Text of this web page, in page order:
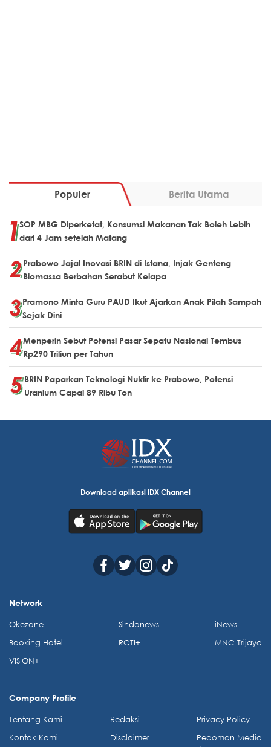
Populer Berita Utama
SOP MBG Diperketat, Konsumsi Makanan Tak Boleh Lebih
dari 4 Jam setelah Matang
Prabowo Jajal Inovasi BRIN di Istana, Injak Genteng
Biomassa Berbahan Serabut Kelapa
Pramono Minta Guru PAUD Ikut Ajarkan Anak Pilah Sampah
Sejak Dini
Menperin Sebut Potensi Pasar Sepatu Nasional Tembus
Rp290 Triliun per Tahun
BRIN Paparkan Teknologi Nuklir ke Prabowo, Potensi
Uranium Capai 89 Ribu Ton
Download aplikasi IDX Channel
Network
Okezone
Booking Hotel
VISION+
Sindonews
RCTI+
iNews
MNC Trijaya
Company Profile
Tentang Kami
Kontak Kami
Redaksi
Disclaimer
Privacy Policy
Pedoman Media